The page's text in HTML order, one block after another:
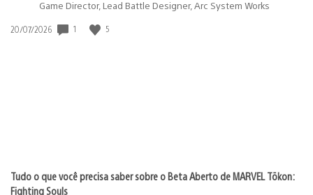
Game Director, Lead Battle Designer, Arc System Works
Data
20/07/2026 1 5
Tudo o que você precisa saber sobre o Beta Aberto de MARVEL Tōkon:
Fighting Souls